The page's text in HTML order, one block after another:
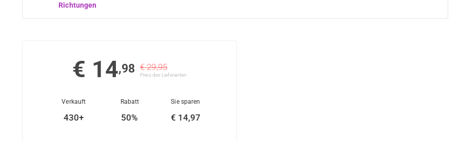
Richtungen
€ 14,98 € 29,95
Preis des Lieferanten
Verkauft
430+
Rabatt
50%
Sie sparen
€ 14,97